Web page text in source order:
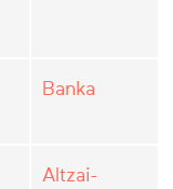
Banka
Altzai-